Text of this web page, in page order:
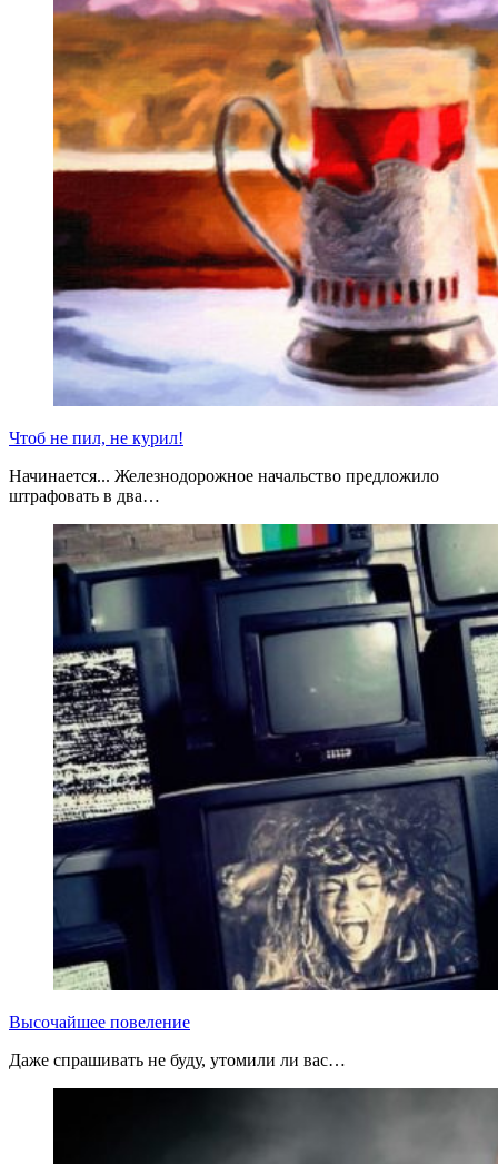
Чтоб не пил, не курил!
Начинается... Железнодорожное начальство предложило
штрафовать в два…
Высочайшее повеление
Даже спрашивать не буду, утомили ли вас…